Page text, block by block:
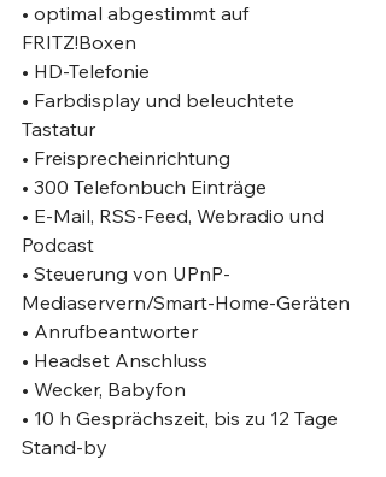
• optimal abgestimmt auf
FRITZ!Boxen⁣
• HD-Telefonie⁣
• Farbdisplay und beleuchtete
Tastatur⁣
• Freisprecheinrichtung⁣
• 300 Telefonbuch Einträge⁣
• E-Mail, RSS-Feed, Webradio und
Podcast⁣
• Steuerung von UPnP-
Mediaservern/Smart-Home-Geräten⁣
• Anrufbeantworter⁣
• Headset Anschluss⁣
• Wecker, Babyfon⁣
• 10 h Gesprächszeit, bis zu 12 Tage
Stand-by⁣